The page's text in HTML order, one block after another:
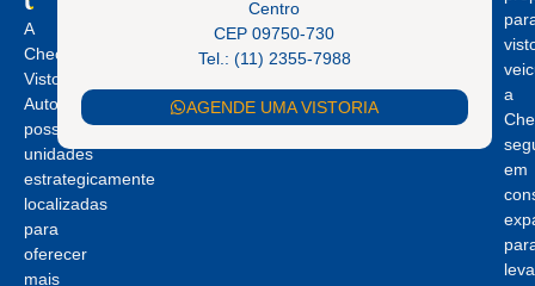
A
Checkmat
Vistorias
Automotivas
possui
unidades
estrategicamente
localizadas
para
oferecer
mais
Centro
CEP 09750-730
Tel.: (11) 2355-7988
AGENDE UMA VISTORIA
a
em